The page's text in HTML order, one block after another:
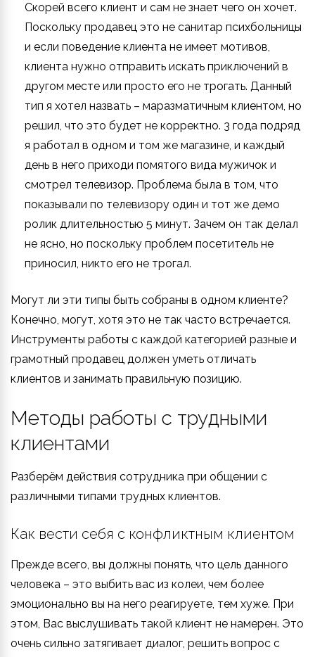
Скорей всего клиент и сам не знает чего он хочет.
Поскольку продавец это не санитар психбольницы
и если поведение клиента не имеет мотивов,
клиента нужно отправить искать приключений в
другом месте или просто его не трогать. Данный
тип я хотел назвать – маразматичным клиентом, но
решил, что это будет не корректно. 3 года подряд
я работал в одном и том же магазине, и каждый
день в него приходи помятого вида мужичок и
смотрел телевизор. Проблема была в том, что
показывали по телевизору один и тот же демо
ролик длительностью 5 минут. Зачем он так делал
не ясно, но поскольку проблем посетитель не
приносил, никто его не трогал.
Могут ли эти типы быть собраны в одном клиенте?
Конечно, могут, хотя это не так часто встречается.
Инструменты работы с каждой категорией разные и
грамотный продавец должен уметь отличать
клиентов и занимать правильную позицию.
Методы работы с трудными
клиентами
Разберём действия сотрудника при общении с
различными типами трудных клиентов.
Как вести себя с конфликтным клиентом
Прежде всего, вы должны понять, что цель данного
человека – это выбить вас из колеи, чем более
эмоционально вы на него реагируете, тем хуже. При
этом, Вас выслушивать такой клиент не намерен. Это
очень сильно затягивает диалог, решить вопрос с